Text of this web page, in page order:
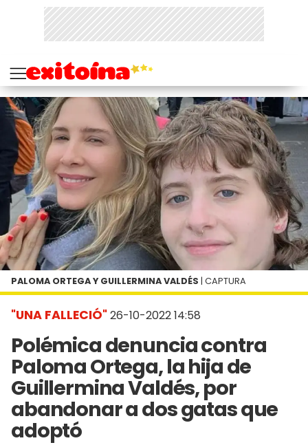
"UNA FALLECIÓ"26-10-2022 14:58
Polémica denuncia contra
Paloma Ortega, la hija de
Guillermina Valdés, por
abandonar a dos gatas que
adoptó
PALOMA ORTEGA Y GUILLERMINA VALDÉS | CAPTURA